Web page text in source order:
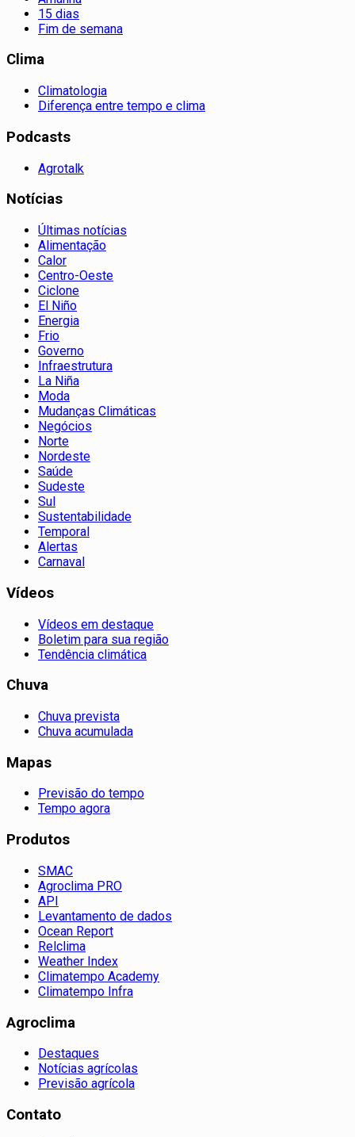
15 dias
Fim de semana
Clima
Climatologia
Diferença entre tempo e clima
Podcasts
Agrotalk
Notícias
Últimas notícias
Alimentação
Calor
Centro-Oeste
Ciclone
El Niño
Energia
Frio
Governo
Infraestrutura
La Niña
Moda
Mudanças Climáticas
Negócios
Norte
Nordeste
Saúde
Sudeste
Sul
Sustentabilidade
Temporal
Alertas
Carnaval
Vídeos
Vídeos em destaque
Boletim para sua região
Tendência climática
Chuva
Chuva prevista
Chuva acumulada
Mapas
Previsão do tempo
Tempo agora
Produtos
SMAC
Agroclima PRO
API
Levantamento de dados
Ocean Report
Relclima
Weather Index
Climatempo Academy
Climatempo Infra
Agroclima
Destaques
Notícias agrícolas
Previsão agrícola
Contato